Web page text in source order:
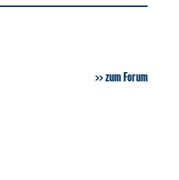
zum Forum